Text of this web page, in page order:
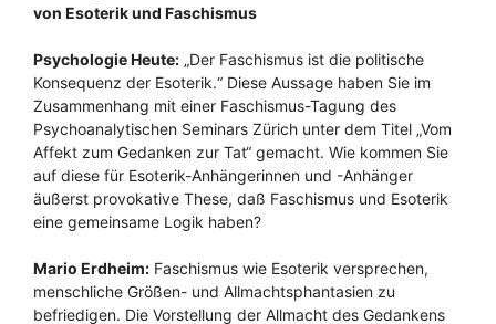
von Esoterik und Faschismus
Psychologie Heute: „Der Faschismus ist die politische
Konsequenz der Esoterik.“ Diese Aussage haben Sie im
Zusammenhang mit einer Faschismus-Tagung des
Psychoanalytischen Seminars Zürich unter dem Titel „Vom
Affekt zum Gedanken zur Tat“ gemacht. Wie kommen Sie
auf diese für Esoterik-Anhängerinnen und -Anhänger
äußerst provokative These, daß Faschismus und Esoterik
eine gemeinsame Logik haben?
Mario Erdheim: Faschismus wie Esoterik versprechen,
menschliche Größen- und Allmachtsphantasien zu
befriedigen. Die Vorstellung der Allmacht des Gedankens